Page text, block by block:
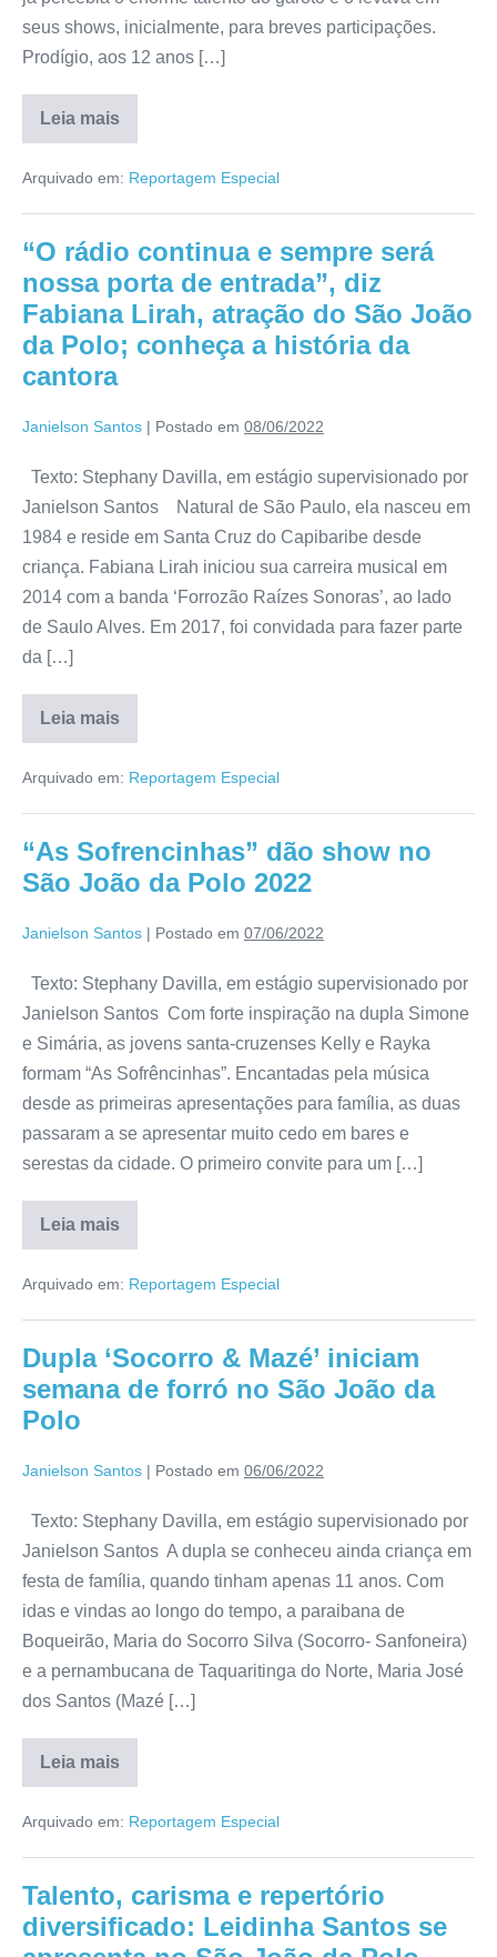
seus shows, inicialmente, para breves participações.
Prodígio, aos 12 anos […]
Leia mais
Arquivado em: Reportagem Especial
“O rádio continua e sempre será
nossa porta de entrada”, diz
Fabiana Lirah, atração do São João
da Polo; conheça a história da
cantora
Janielson Santos | Postado em 08/06/2022
Texto: Stephany Davilla, em estágio supervisionado por
Janielson Santos Natural de São Paulo, ela nasceu em
1984 e reside em Santa Cruz do Capibaribe desde
criança. Fabiana Lirah iniciou sua carreira musical em
2014 com a banda ‘Forrozão Raízes Sonoras’, ao lado
de Saulo Alves. Em 2017, foi convidada para fazer parte
da […]
Leia mais
Arquivado em: Reportagem Especial
“As Sofrencinhas” dão show no
São João da Polo 2022
Janielson Santos | Postado em 07/06/2022
Texto: Stephany Davilla, em estágio supervisionado por
Janielson Santos Com forte inspiração na dupla Simone
e Simária, as jovens santa-cruzenses Kelly e Rayka
formam “As Sofrêncinhas”. Encantadas pela música
desde as primeiras apresentações para família, as duas
passaram a se apresentar muito cedo em bares e
serestas da cidade. O primeiro convite para um […]
Leia mais
Arquivado em: Reportagem Especial
Dupla ‘Socorro & Mazé’ iniciam
semana de forró no São João da
Polo
Janielson Santos | Postado em 06/06/2022
Texto: Stephany Davilla, em estágio supervisionado por
Janielson Santos A dupla se conheceu ainda criança em
festa de família, quando tinham apenas 11 anos. Com
idas e vindas ao longo do tempo, a paraibana de
Boqueirão, Maria do Socorro Silva (Socorro- Sanfoneira)
e a pernambucana de Taquaritinga do Norte, Maria José
dos Santos (Mazé […]
Leia mais
Arquivado em: Reportagem Especial
Talento, carisma e repertório
diversificado: Leidinha Santos se